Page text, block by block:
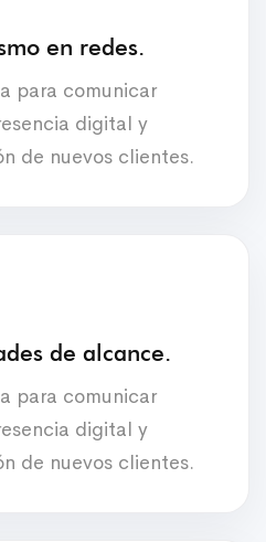
en redes.
para comunicar
digital y
de nuevos clientes.
de alcance.
para comunicar
digital y
de nuevos clientes.